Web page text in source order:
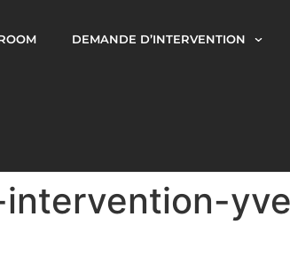
DEMANDE D’INTERVENTION